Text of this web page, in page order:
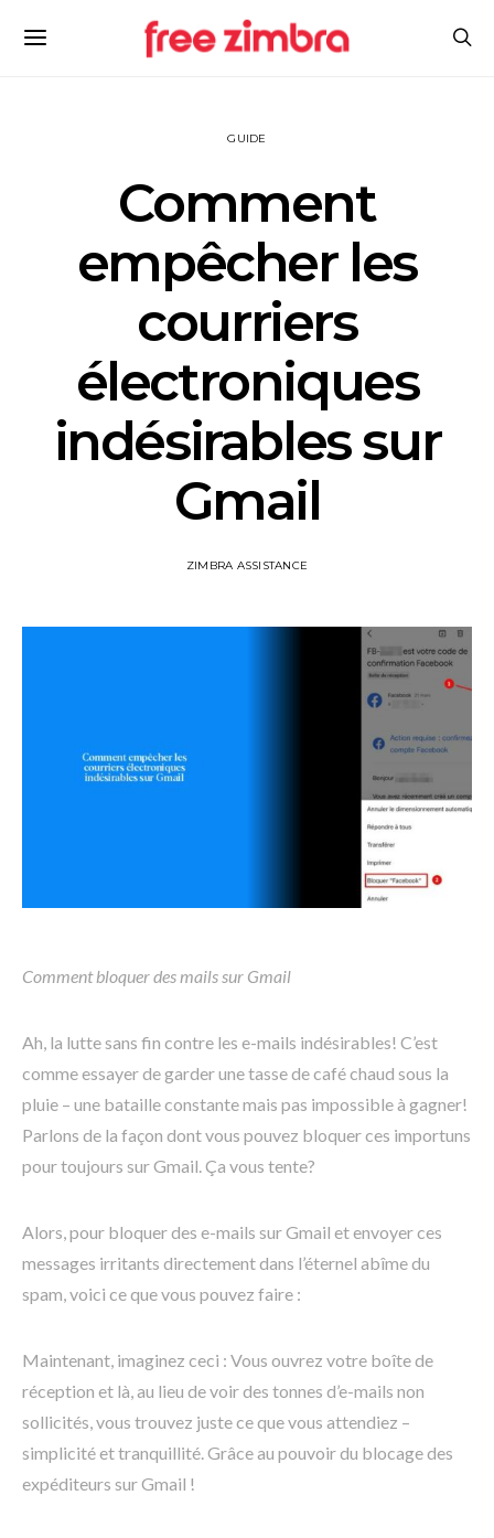
GUIDE
Comment
empêcher les
courriers
électroniques
indésirables sur
Gmail
ZIMBRA ASSISTANCE
Comment bloquer des mails sur Gmail
Ah, la lutte sans fin contre les e-mails indésirables! C’est
comme essayer de garder une tasse de café chaud sous la
pluie – une bataille constante mais pas impossible à gagner!
Parlons de la façon dont vous pouvez bloquer ces importuns
pour toujours sur Gmail. Ça vous tente?
Alors, pour bloquer des e-mails sur Gmail et envoyer ces
messages irritants directement dans l’éternel abîme du
spam, voici ce que vous pouvez faire :
Maintenant, imaginez ceci : Vous ouvrez votre boîte de
réception et là, au lieu de voir des tonnes d’e-mails non
sollicités, vous trouvez juste ce que vous attendiez –
simplicité et tranquillité. Grâce au pouvoir du blocage des
expéditeurs sur Gmail !